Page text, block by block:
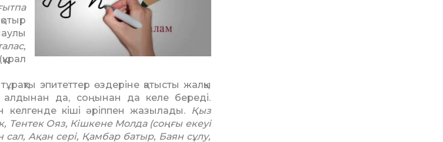
эпитеттер өздеріне қатысты жалқы
алдынан да, соңынан да келе береді.
кіші әріппен жазылады.
Қыз
Тентек Ояз, Кішкене Молда (соңғы екеуі
Ақан сері, Қамбар ба­тыр, Баян сұлу,